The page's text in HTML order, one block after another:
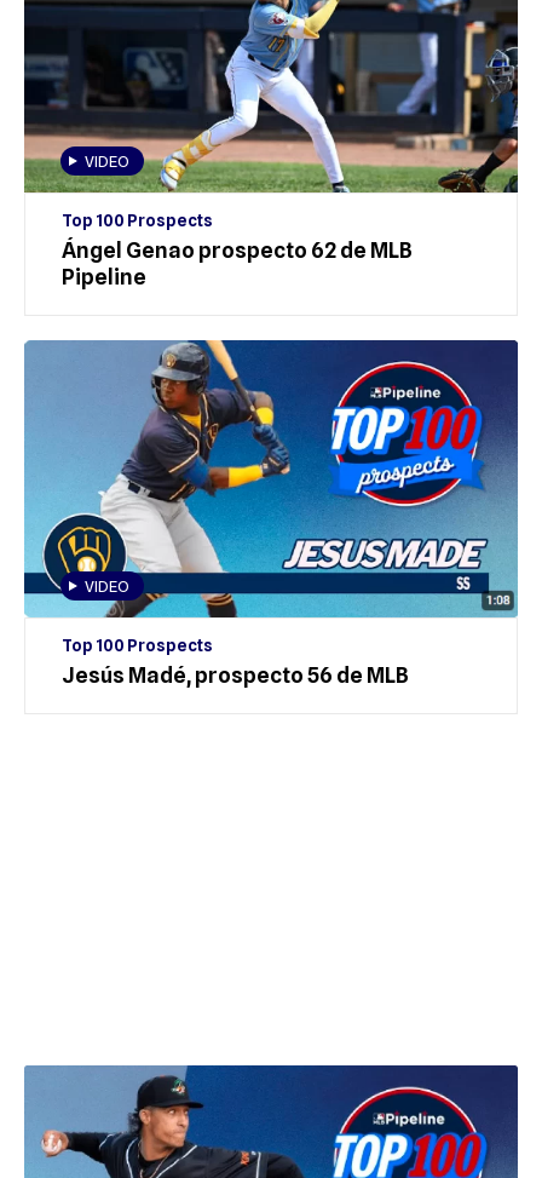
VIDEO
Top 100 Prospects
Ángel Genao prospecto 62 de MLB
Pipeline
VIDEO
Top 100 Prospects
Jesús Madé, prospecto 56 de MLB